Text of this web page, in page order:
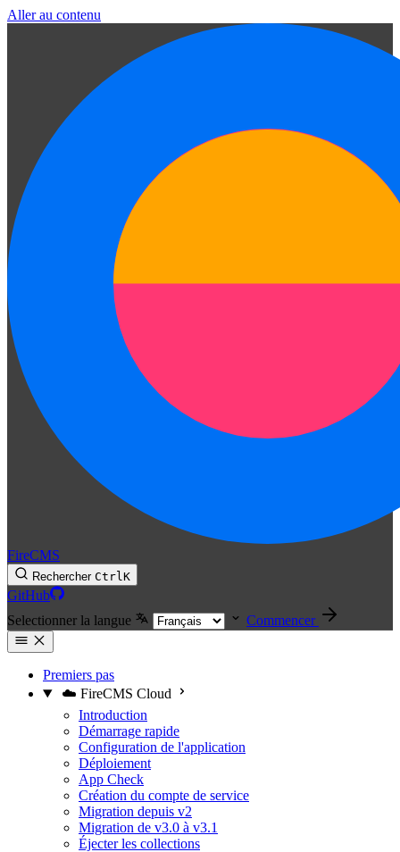
Aller au contenu
FireCMS
Rechercher CtrlK
GitHub
Selectionner la langue
Commencer
Premiers pas
☁️ FireCMS Cloud
Introduction
Démarrage rapide
Configuration de l'application
Déploiement
App Check
Création du compte de service
Migration depuis v2
Migration de v3.0 à v3.1
Éjecter les collections